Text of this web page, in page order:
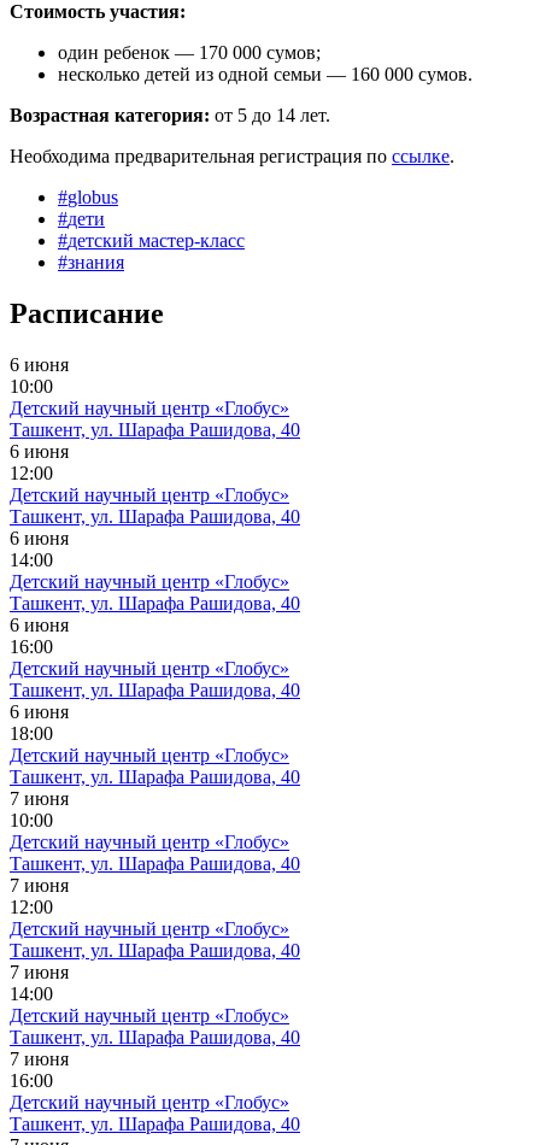
Стоимость участия:
один ребенок — 170 000 сумов;
несколько детей из одной семьи — 160 000 сумов.
Возрастная категория: от 5 до 14 лет.
Необходима предварительная регистрация по ссылке.
#globus
#дети
#детский мастер-класс
#знания
Расписание
6 июня
10:00
Детский научный центр «Глобус»
Ташкент, ул. Шарафа Рашидова, 40
6 июня
12:00
Детский научный центр «Глобус»
Ташкент, ул. Шарафа Рашидова, 40
6 июня
14:00
Детский научный центр «Глобус»
Ташкент, ул. Шарафа Рашидова, 40
6 июня
16:00
Детский научный центр «Глобус»
Ташкент, ул. Шарафа Рашидова, 40
6 июня
18:00
Детский научный центр «Глобус»
Ташкент, ул. Шарафа Рашидова, 40
7 июня
10:00
Детский научный центр «Глобус»
Ташкент, ул. Шарафа Рашидова, 40
7 июня
12:00
Детский научный центр «Глобус»
Ташкент, ул. Шарафа Рашидова, 40
7 июня
14:00
Детский научный центр «Глобус»
Ташкент, ул. Шарафа Рашидова, 40
7 июня
16:00
Детский научный центр «Глобус»
Ташкент, ул. Шарафа Рашидова, 40